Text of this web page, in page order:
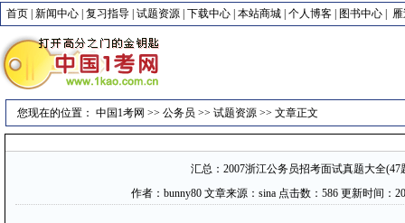
首页 新闻中心 复习指导 试题资源 下载中心 本站商城 个人博客 图书中心
您现在的位置： 中国1考网 >> 公务员 >> 试题资源 >> 文章正文
汇总：2007浙江公务员招考面试真题大全(47
作者：bunny80 文章来源：sina 点击数： 586 更新时间：